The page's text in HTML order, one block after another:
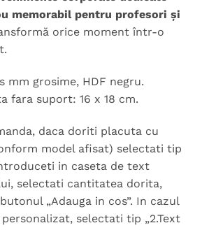
memorabil pentru profesori și
orice moment într-o
mm grosime, HDF negru.
fara suport: 16 x 18 cm.
daca doriti placuta cu
model afisat) selectati tip
in caseta de text
selectati cantitatea dorita,
„Adauga in cos”. In cazul
selectati tip „2.Text